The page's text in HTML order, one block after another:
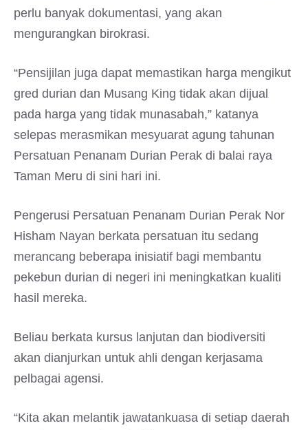
perlu banyak dokumentasi, yang akan
mengurangkan birokrasi.
“Pensijilan juga dapat memastikan harga mengikut
gred durian dan Musang King tidak akan dijual
pada harga yang tidak munasabah,” katanya
selepas merasmikan mesyuarat agung tahunan
Persatuan Penanam Durian Perak di balai raya
Taman Meru di sini hari ini.
Pengerusi Persatuan Penanam Durian Perak Nor
Hisham Nayan berkata persatuan itu sedang
merancang beberapa inisiatif bagi membantu
pekebun durian di negeri ini meningkatkan kualiti
hasil mereka.
Beliau berkata kursus lanjutan dan biodiversiti
akan dianjurkan untuk ahli dengan kerjasama
pelbagai agensi.
“Kita akan melantik jawatankuasa di setiap daerah